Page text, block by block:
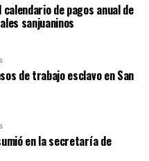
de pagos anual de
sanjuaninos
de trabajo esclavo en San
en la secretaría de